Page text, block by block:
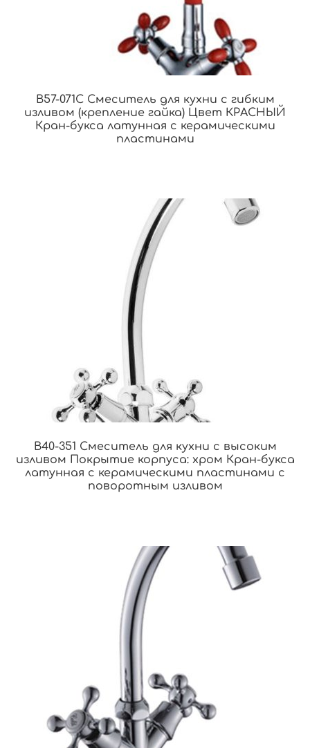
B57-071C Смеситель для кухни с гибким
изливом (крепление гайка) Цвет КРАСНЫЙ
Кран-букса латунная с керамическими
пластинами
B40-351 Смеситель для кухни с высоким
изливом Покрытие корпуса: хром Кран-букса
латунная с керамическими пластинами c
поворотным изливом